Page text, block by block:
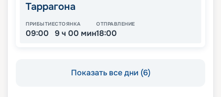
Таррагона
ПРИБЫТИЕ
09:00
СТОЯНКА
9 ч 00 мин
ОТПРАВЛЕНИЕ
18:00
Показать все дни (6)